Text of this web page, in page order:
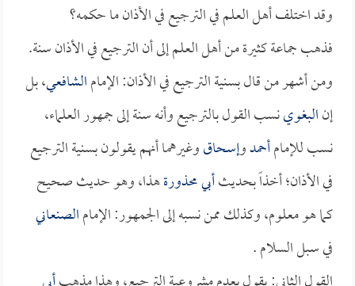
وقد اختلف أهل العلم في الترجيع في الأذان ما حكمه؟
فذهب جماعة كثيرة من أهل العلم إلى أن الترجيع في الأذان سنة.
ومن أشهر من قال بسنية الترجيع في الأذان: الإمامالشافعي، بل
إنالبغوينسب القول بالترجيع وأنه سنة إلى جمهور العلماء،
نسب للإمامأحمدوإسحاقوغيرهما أنهم يقولون بسنية الترجيع
في الأذان؛ أخذاً بحديثأبي محذورةهذا، وهو حديث صحيح
كما هو معلوم، وكذلك ممن نسبه إلى الجمهور: الإمامالصنعاني
في سبل السلام .